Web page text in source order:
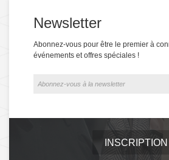
Newsletter
Abonnez-vous pour être le premier à
événements et offres spéciales !
INSCRIPTION